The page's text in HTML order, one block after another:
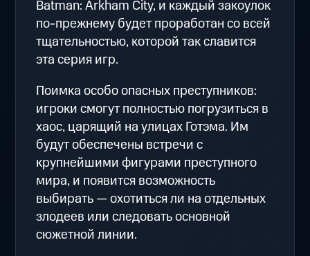
Batman: Arkham City, и каждый закоулок
по-прежнему будет проработан со всей
тщательностью, которой так славится
эта серия игр.
Поимка особо опасных преступников:
игроки смогут полностью погрузиться в
хаос, царящий на улицах Готэма. Им
будут обеспечены встречи с
крупнейшими фигурами преступного
мира, и появится возможность
выбирать — охотиться ли на отдельных
злодеев или следовать основной
сюжетной линии.